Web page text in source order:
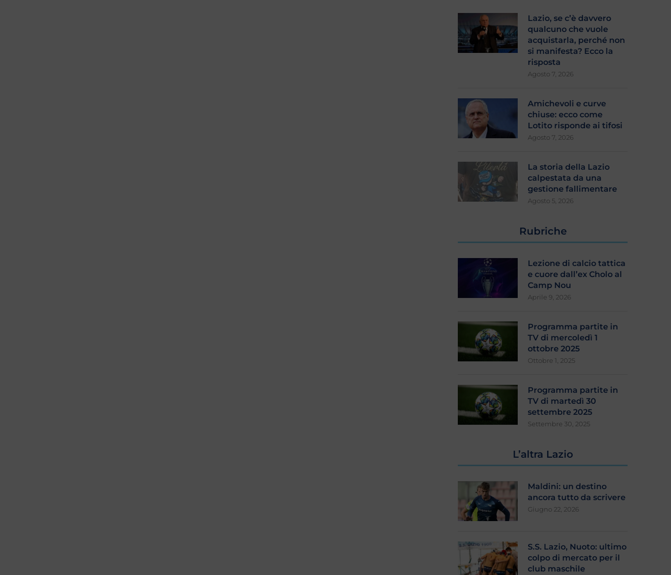
Lazio, se c’è davvero
qualcuno che vuole
acquistarla, perché non
si manifesta? Ecco la
risposta
Agosto 7, 2026
Amichevoli e curve
chiuse: ecco come
Lotito risponde ai tifosi
Agosto 7, 2026
La storia della Lazio
calpestata da una
gestione fallimentare
Agosto 5, 2026
Rubriche
Lezione di calcio tattica
e cuore dall’ex Cholo al
Camp Nou
Aprile 9, 2026
Programma partite in
TV di mercoledì 1
ottobre 2025
Ottobre 1, 2025
Programma partite in
TV di martedì 30
settembre 2025
Settembre 30, 2025
L’altra Lazio
Maldini: un destino
ancora tutto da scrivere
Giugno 22, 2026
S.S. Lazio, Nuoto: ultimo
colpo di mercato per il
club maschile